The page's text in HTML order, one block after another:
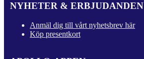
NYHETER & ERBJUDANDEN
Anmäl dig till vårt nyhetsbrev här
Köp presentkort